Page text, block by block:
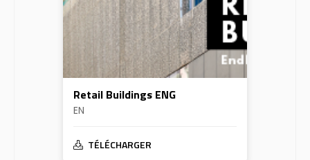
Retail Buildings ENG
EN
TÉLÉCHARGER